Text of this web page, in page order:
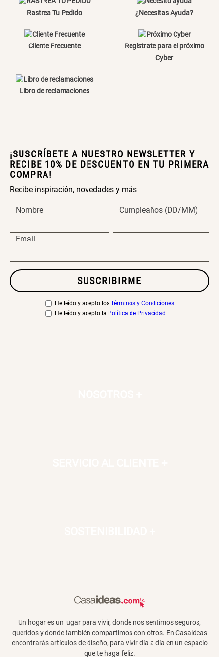
Rastrea Tu Pedido ¿Necesitas Ayuda?
Cliente Frecuente
Regístrate para el próximo
Cyber
Libro de reclamaciones
¡SUSCRÍBETE A NUESTRO NEWSLETTER Y
RECIBE 10% DE DESCUENTO EN TU PRIMERA
COMPRA!
Recibe inspiración, novedades y más
Nombre Cumpleaños (DD/MM)
Email
SUSCRIBIRME
He leído y acepto los Términos y Condiciones
He leído y acepto la Política de Privacidad
Un hogar es un lugar para vivir, donde nos sentimos seguros,
queridos y donde también compartimos con otros. En Casaideas
encontrarás artículos de diseño, para vivir día a día en un espacio
que te haga feliz.
Canasto Bambú
S/ 35.90